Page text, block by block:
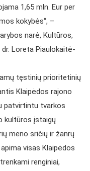
1,65 mln. Eur per
kokybės“, –
narė, Kultūros,
Loreta Piaulokaitė-
tęstinių prioritetinių
Klaipėdos rajono
patvirtintu tvarkos
kultūros įstaigų
meno sričių ir žanrų
visas Klaipėdos
renginiai,